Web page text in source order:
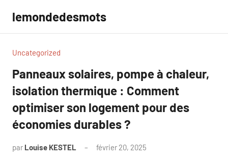
contenu
lemondedesmots
Uncategorized
Panneaux solaires, pompe à chaleur,
isolation thermique : Comment
optimiser son logement pour des
économies durables ?
par Louise KESTEL février 20, 2025